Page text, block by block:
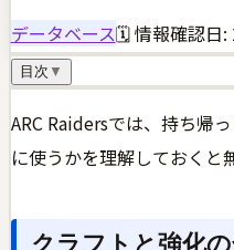
データベース🗓 情報確認日:
目次 ▼
ARC Raidersでは、持ち帰
に使うかを理解しておくと